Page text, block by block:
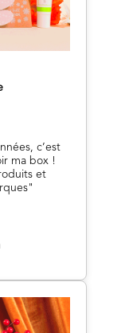
c’est
ma box !
et